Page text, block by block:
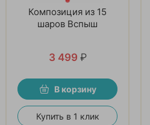
Композиция из 15
шаров Вспыш
3 499 ₽
В корзину
Купить в 1 клик